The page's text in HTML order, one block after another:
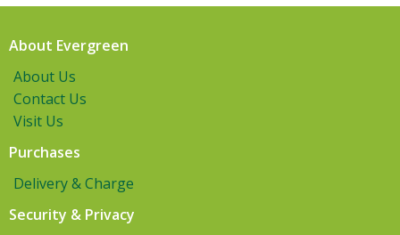
About Evergreen
About Us
Contact Us
Visit Us
Purchases
Delivery & Charge
Security & Privacy